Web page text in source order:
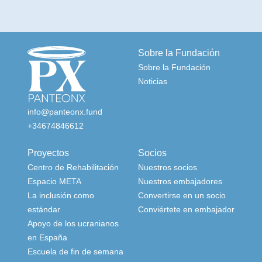
info@panteonx.fund
+34674846612
Sobre la Fundación
Sobre la Fundación
Noticias
Proyectos
Centro de Rehabilitación
Espacio META
La inclusión como
estándar
Apoyo de los ucranianos
en España
Escuela de fin de semana
Socios
Nuestros socios
Nuestros embajadores
Сonvertirse en un socio
Conviértete en embajador